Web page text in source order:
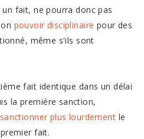
fait, ne pourra donc pas
pouvoir disciplinaire pour des
même s'ils sont
fait identique dans un délai
la première sanction,
plus lourdement le
fait.